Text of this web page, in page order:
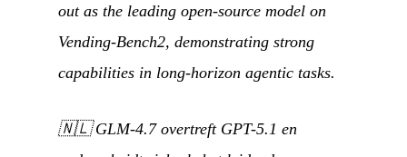
out as the leading open-source model on
Vending-Bench2, demonstrating strong
capabilities in long-horizon agentic tasks.
🇳🇱GLM-4.7 overtreft GPT-5.1 en